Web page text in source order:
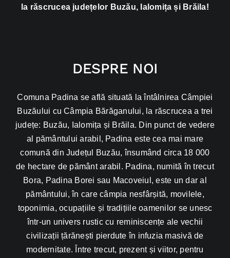
la răscrucea județelor Buzău, Ialomița și Brăila!
DESPRE NOI
Comuna Padina se află situată la întâlnirea Câmpiei
Buzăului cu Câmpia Bărăganului, la răscrucea a trei
județe: Buzău, Ialomița și Brăila. Din punct de vedere
al pământului arabil, Padina este cea mai mare
comună din Județul Buzău, însumând circa 18 000
de hectare de pământ arabil. Padina, numită în trecut
Bora, Padina Borei sau Macoveiul, este un dar al
pământului, în care câmpia nesfârșită, movilele,
toponimia, ocupațiile și tradițiile oamenilor se unesc
într-un univers rustic cu reminiscențe ale vechii
civilizații țărănești pierdute în infuzia masivă de
modernitate. Între trecut, prezent și viitor, pentru